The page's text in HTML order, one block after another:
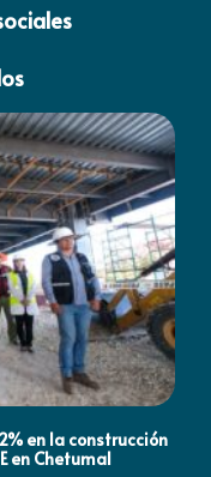
en la construcción
en Chetumal